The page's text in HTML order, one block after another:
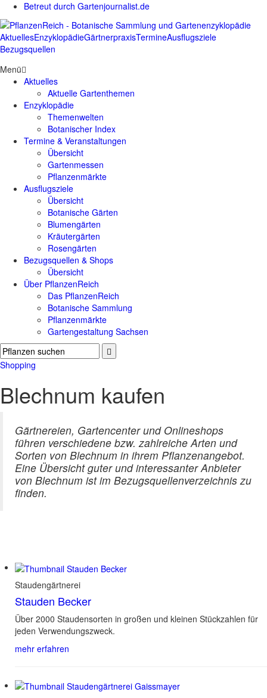
Betreut durch Gartenjournalist.de
AktuellesEnzyklopädieGärtnerpraxisTermineAusflugsziele
Bezugsquellen
Menü
Aktuelles
Aktuelle Gartenthemen
Enzyklopädie
Themenwelten
Botanischer Index
Termine & Veranstaltungen
Übersicht
Gartenmessen
Pflanzenmärkte
Ausflugsziele
Übersicht
Botanische Gärten
Blumengärten
Kräutergärten
Rosengärten
Bezugsquellen & Shops
Übersicht
Über PflanzenReich
Das PflanzenReich
Botanische Sammlung
Pflanzenmärkte
Gartengestaltung Sachsen
Shopping
Blechnum kaufen
Gärtnereien, Gartencenter und Onlineshops
führen verschiedene bzw. zahlreiche Arten und
Sorten von Blechnum in ihrem Pflanzenangebot.
Eine Übersicht guter und interessanter Anbieter
von Blechnum ist im Bezugsquellenverzeichnis zu
finden.
Staudengärtnerei
Stauden Becker
Über 2000 Staudensorten in großen und kleinen Stückzahlen für
jeden Verwendungszweck.
mehr erfahren